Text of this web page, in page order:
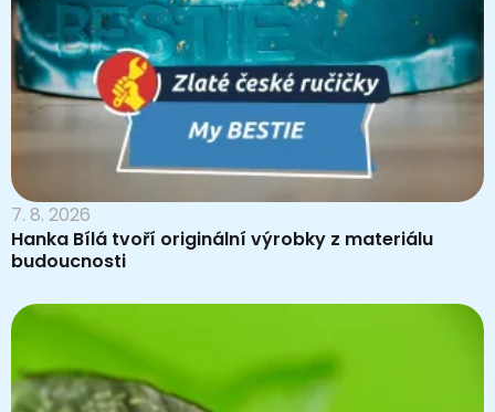
7. 8. 2026
Hanka Bílá tvoří originální výrobky z materiálu
budoucnosti